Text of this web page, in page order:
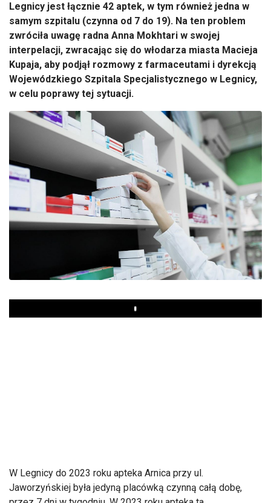
Legnicy jest łącznie 42 aptek, w tym również jedna w
samym szpitalu (czynna od 7 do 19). Na ten problem
zwróciła uwagę radna Anna Mokhtari w swojej
interpelacji, zwracając się do włodarza miasta Macieja
Kupaja, aby podjął rozmowy z farmaceutami i dyrekcją
Wojewódzkiego Szpitala Specjalistycznego w Legnicy,
w celu poprawy tej sytuacji.
Play
W Legnicy do 2023 roku apteka Arnica przy ul.
Jaworzyńskiej była jedyną placówką czynną całą dobę,